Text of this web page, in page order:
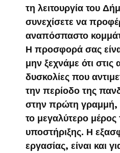
τη λειτουργία του
συνεχίσετε να
αναπόσπαστο
Η προσφορά σας
μην ξεχνάμε ότι
δυσκολίες που
την περίοδο της
στην πρώτη γραμμή,
το μεγαλύτερο μέρος
υποστήριξης. Η
εργασίας, είναι και